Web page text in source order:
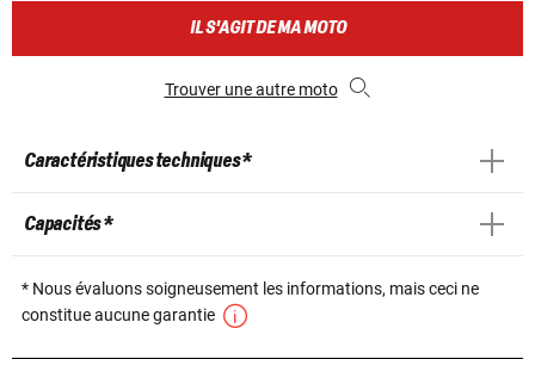
IL S'AGIT DE MA MOTO
Trouver une autre moto
Caractéristiques techniques *
Capacités *
* Nous évaluons soigneusement les informations, mais ceci ne
constitue aucune garantie